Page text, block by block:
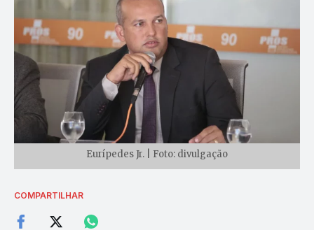
Eurípedes Jr. | Foto: divulgação
COMPARTILHAR